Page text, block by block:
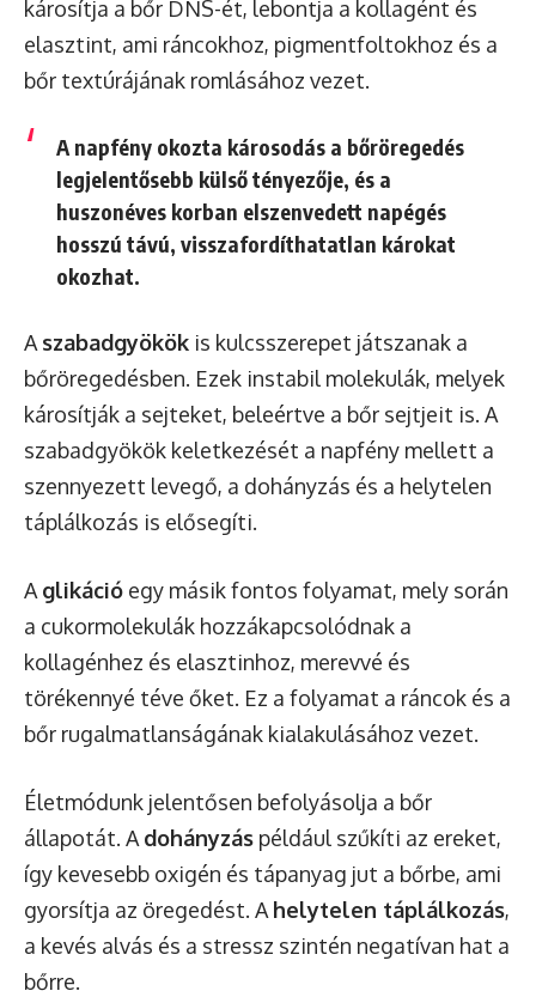
károsítja a bőr DNS-ét, lebontja a kollagént és
elasztint, ami ráncokhoz, pigmentfoltokhoz és a
bőr textúrájának romlásához vezet.
A napfény okozta károsodás a bőröregedés
legjelentősebb külső tényezője, és a
huszonéves korban elszenvedett napégés
hosszú távú, visszafordíthatatlan károkat
okozhat.
A szabadgyökök is kulcsszerepet játszanak a
bőröregedésben. Ezek instabil molekulák, melyek
károsítják a sejteket, beleértve a bőr sejtjeit is. A
szabadgyökök keletkezését a napfény mellett a
szennyezett levegő, a dohányzás és a helytelen
táplálkozás is elősegíti.
A glikáció egy másik fontos folyamat, mely során
a cukormolekulák hozzákapcsolódnak a
kollagénhez és elasztinhoz, merevvé és
törékennyé téve őket. Ez a folyamat a ráncok és a
bőr rugalmatlanságának kialakulásához vezet.
Életmódunk jelentősen befolyásolja a bőr
állapotát. A dohányzás például szűkíti az ereket,
így kevesebb oxigén és tápanyag jut a bőrbe, ami
gyorsítja az öregedést. A helytelen táplálkozás,
a kevés alvás és a stressz szintén negatívan hat a
bőrre.